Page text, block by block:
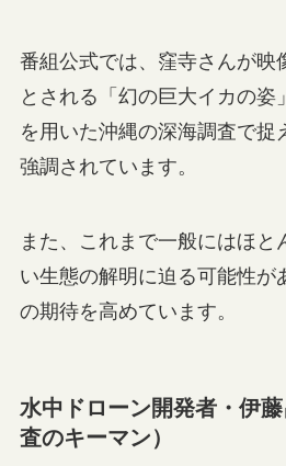
番組公式では、窪寺さんが映
とされる「幻の巨大イカの姿
を用いた沖縄の深海調査で捉
強調されています。
また、これまで一般にはほと
い生態の解明に迫る可能性が
の期待を高めています。
水中ドローン開発者・伊
査のキーマン）